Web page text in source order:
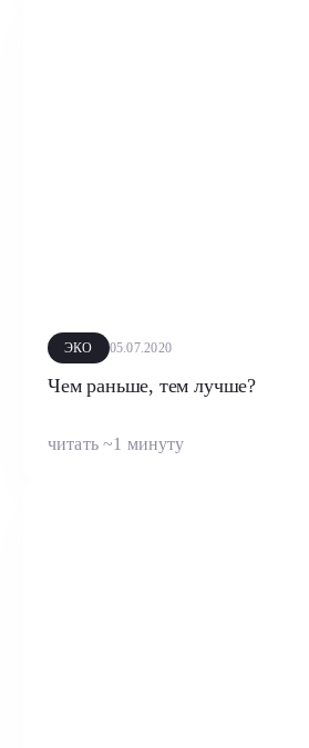
ЭКО 05.07.2020
Чем раньше, тем лучше?
читать ~1 минуту